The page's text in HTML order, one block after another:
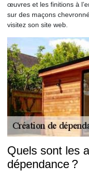
œuvres et les finitions à
sur des maçons
visitez son site web.
Quels sont les
dépendance ?